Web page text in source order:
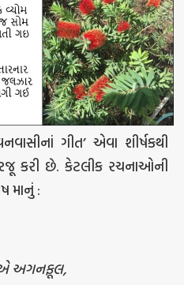
ગીત’ એવા શીર્ષકથી
કરી છે. કેટલીક રચનાઓની
માનું :
અગનફૂલ,